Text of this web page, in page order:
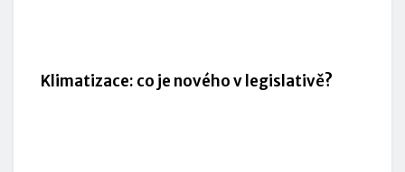
Klimatizace: co je nového v legislativě?